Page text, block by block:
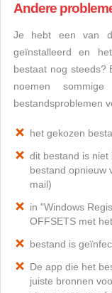
Andere
Je hebt een van
geïnstalleerd en
bestaat nog steeds?
noemen
bestandsproblemen
het gekozen
dit bestand is
bestand opnieuw
mail)
in "Windows
OFFSETS met
bestand is
De app die het
juiste bronnen